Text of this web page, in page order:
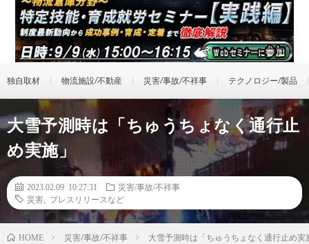
独自取材 物流施設/不動産 災害/事故/不祥事 テクノロジー/製品
大雪予測時は「ちゅうちょなく通行止
め実施」
2023.02.09 10:27:31
災害/事故/不祥事
災害
プレスリリースなど
HOME 災害/事故/不祥事 大雪予測時は「ちゅうちょなく通行止め実